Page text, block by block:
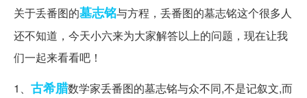
关于丢番图的墓志铭与方程，丢番图的墓志铭这个很多人
还不知道，今天小六来为大家解答以上的问题，现在让我
们一起来看看吧！
1、 古希腊数学家丢番图的墓志铭与众不同,不是记叙文,而